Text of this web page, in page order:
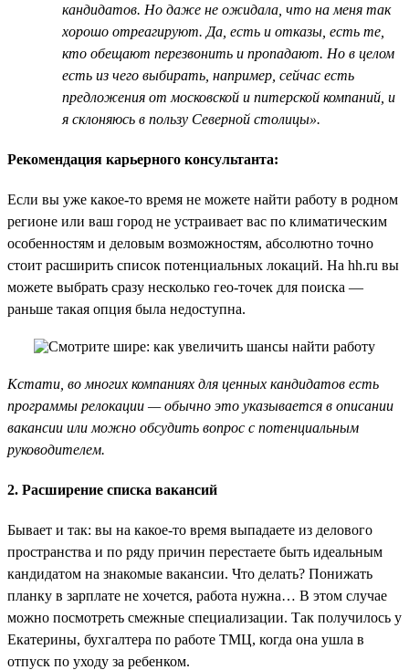
кандидатов. Но даже не ожидала, что на меня так
хорошо отреагируют. Да, есть и отказы, есть те,
кто обещают перезвонить и пропадают. Но в целом
есть из чего выбирать, например, сейчас есть
предложения от московской и питерской компаний, и
я склоняюсь в пользу Северной столицы».
Рекомендация карьерного консультанта:
Если вы уже какое-то время не можете найти работу в родном
регионе или ваш город не устраивает вас по климатическим
особенностям и деловым возможностям, абсолютно точно
стоит расширить список потенциальных локаций. На hh.ru вы
можете выбрать сразу несколько гео-точек для поиска —
раньше такая опция была недоступна.
Кстати, во многих компаниях для ценных кандидатов есть
программы релокации — обычно это указывается в описании
вакансии или можно обсудить вопрос с потенциальным
руководителем.
2. Расширение списка вакансий
Бывает и так: вы на какое-то время выпадаете из делового
пространства и по ряду причин перестаете быть идеальным
кандидатом на знакомые вакансии. Что делать? Понижать
планку в зарплате не хочется, работа нужна… В этом случае
можно посмотреть смежные специализации. Так получилось у
Екатерины, бухгалтера по работе ТМЦ, когда она ушла в
отпуск по уходу за ребенком.